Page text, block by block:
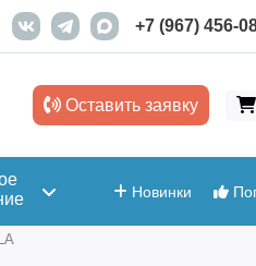
+7 (967) 456-
Оставить заявку
Новинки